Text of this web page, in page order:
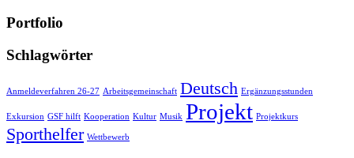
Portfolio
Schlagwörter
Anmeldeverfahren 26-27 Arbeitsgemeinschaft Deutsch Ergänzungsstunden
Exkursion GSF hilft Kooperation Kultur Musik Projekt Projektkurs
Sporthelfer Wettbewerb